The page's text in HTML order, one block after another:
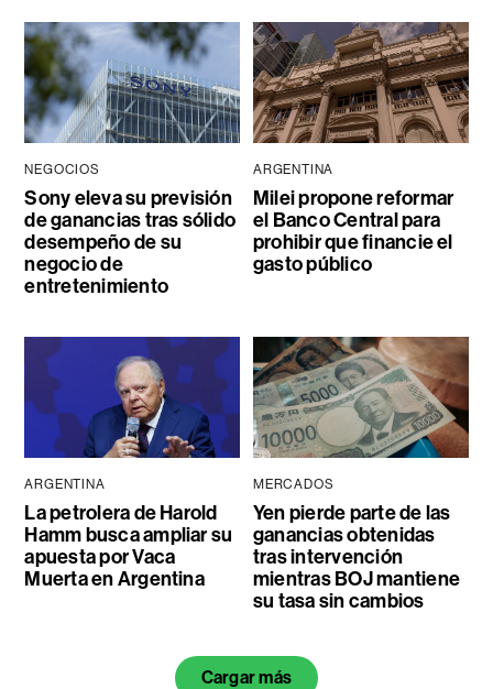
NEGOCIOS
Sony eleva su previsión
de ganancias tras sólido
desempeño de su
negocio de
entretenimiento
ARGENTINA
Milei propone reformar
el Banco Central para
prohibir que financie el
gasto público
ARGENTINA
La petrolera de Harold
Hamm busca ampliar su
apuesta por Vaca
Muerta en Argentina
MERCADOS
Yen pierde parte de las
ganancias obtenidas
tras intervención
mientras BOJ mantiene
su tasa sin cambios
Cargar más